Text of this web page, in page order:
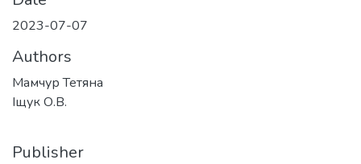
2023-07-07
Authors
Мамчур Тетяна
Іщук О.В.
Publisher